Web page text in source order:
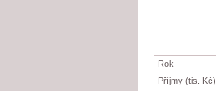
Rok
Příjmy (tis. Kč)